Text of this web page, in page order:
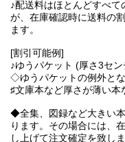
♪配送料はほとんどすべ
が、在庫確認時に送料の
ます。
[割引可能例]
♪ゆうパケット (厚さ3セ
◇ゆうパケットの例外と
♯文庫本など厚さが薄い本
◆全集、図録など大きい
ります。その場合には、
し上げて注文確定を致しま